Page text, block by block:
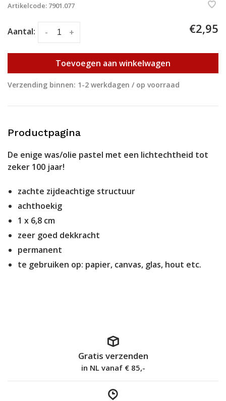
Artikelcode: 7901.077
Aantal: +
- €2,95
Toevoegen aan winkelwagen
Verzending binnen: 1-2 werkdagen / op voorraad
Productpagina
De enige was/olie pastel met een lichtechtheid tot
zeker 100 jaar!
zachte zijdeachtige structuur
achthoekig
1 x 6,8 cm
zeer goed dekkracht
permanent
te gebruiken op: papier, canvas, glas, hout etc.
Gratis verzenden
in NL vanaf € 85,-